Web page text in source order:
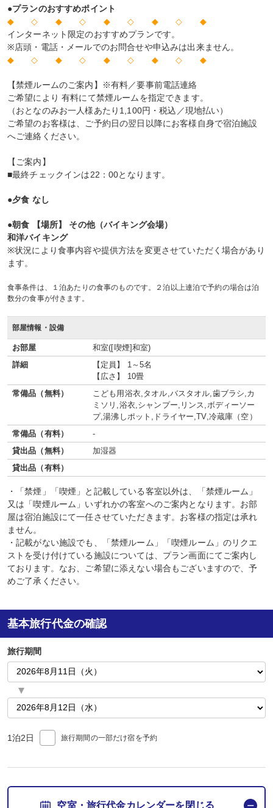
●プランのおすすめポイント
◆ ◇ ◆ ◇ ◆ ◇ ◆ ◇ ◆
インターネット限定のおすすめプランです。
※店頭・電話・メールでのお問合せや申込みは出来ません。
◆ ◇ ◆ ◇ ◆ ◇ ◆ ◇ ◆
【禁煙ルームのご案内】※有料／要事前電話連絡
ご希望により 有料にて禁煙ルームを指定できます。
（おとなのみお一人様あたり1,100円・税込／現地払い）
ご希望のお客様は、ご予約日の翌日以降にお客様自身で宿泊施設
へご連絡ください。
【ご案内】
■最終チェックインは22：00となります。
●夕食 なし
●朝食 【場所】 その他（バイキング会場）
和洋バイキング
※状況により食事内容や提供方法を変更させていただく場合があり
ます。
食事条件は、１泊あたりの食事のものです。２泊以上連泊で予約の場合は泊
数分の食事が付きます。
部屋情報・設備
お部屋
和室([喫煙]和室)
詳細
【定員】 1～5名
【広さ】 10畳
常備品（無料）
こども用浴衣,タオル,バスタオル,歯ブラシ,カ
ミソリ,浴衣,シャンプー,リンス,ボディーソー
プ,湯沸しポット,ドライヤー,TV,冷蔵庫（空）
常備品（有料）
-
貸出品（無料）
加湿器
貸出品（有料）
・「禁煙」「喫煙」と記載している客室以外は、「禁煙ルーム」
又は「喫煙ルーム」いずれかの客室へのご案内となります。お部
屋は宿泊施設にて一任させていただきます。お客様の指定は承れ
ません。
・記載がない施設でも、「禁煙ルーム」「喫煙ルーム」のリクエ
ストを受け付けている施設については、プラン画面にてご案内し
ております。なお、ご希望に添えない場合もございますので、予
めご了承ください。
基本旅行代金の確認
旅行期間
1泊2日 旅行期間の一部だけ宿を予約
空室・旅行代金カレンダーを閉じる